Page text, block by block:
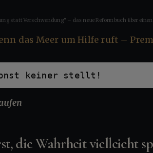
statt Verschwendung“ – das neue Reformbuch über
keiner stellt!
die Wahrheit vielleicht